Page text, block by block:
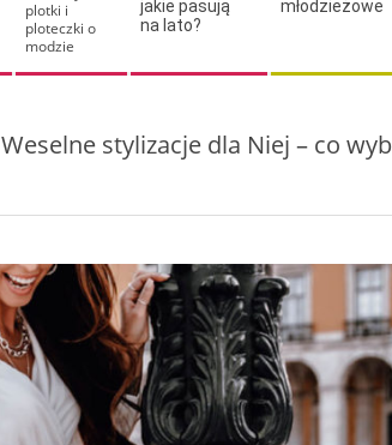
plotki i
ploteczki o
modzie
jakie pasują
na lato?
młodzieżowe
Weselne stylizacje dla Niej – co